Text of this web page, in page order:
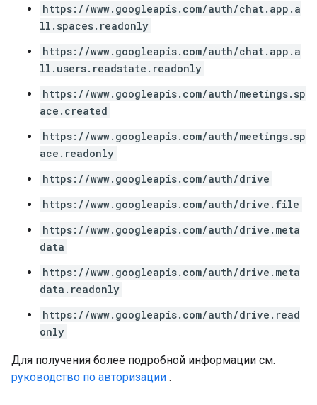
https://www.googleapis.com/auth/chat.app.a
ll.spaces.readonly
https://www.googleapis.com/auth/chat.app.a
ll.users.readstate.readonly
https://www.googleapis.com/auth/meetings.sp
ace.created
https://www.googleapis.com/auth/meetings.sp
ace.readonly
https://www.googleapis.com/auth/drive
https://www.googleapis.com/auth/drive.file
https://www.googleapis.com/auth/drive.meta
data
https://www.googleapis.com/auth/drive.meta
data.readonly
https://www.googleapis.com/auth/drive.read
only
Для получения более подробной информации см.
руководство по авторизации .